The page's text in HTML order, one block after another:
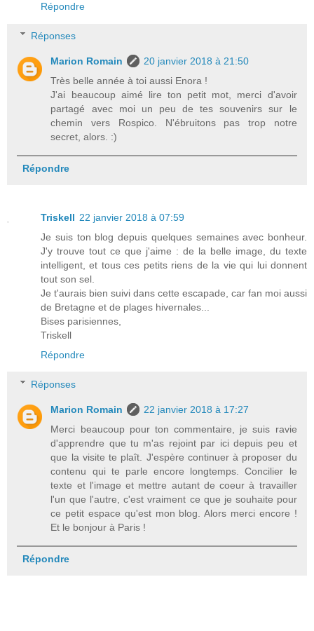
Répondre
Réponses
Marion Romain
20 janvier 2018 à 21:50
Très belle année à toi aussi Enora !
J'ai beaucoup aimé lire ton petit mot, merci d'avoir
partagé avec moi un peu de tes souvenirs sur le
chemin vers Rospico. N'ébruitons pas trop notre
secret, alors. :)
Répondre
Triskell 22 janvier 2018 à 07:59
Je suis ton blog depuis quelques semaines avec bonheur.
J'y trouve tout ce que j'aime : de la belle image, du texte
intelligent, et tous ces petits riens de la vie qui lui donnent
tout son sel.
Je t'aurais bien suivi dans cette escapade, car fan moi aussi
de Bretagne et de plages hivernales...
Bises parisiennes,
Triskell
Répondre
Réponses
Marion Romain
22 janvier 2018 à 17:27
Merci beaucoup pour ton commentaire, je suis ravie
d'apprendre que tu m'as rejoint par ici depuis peu et
que la visite te plaît. J'espère continuer à proposer du
contenu qui te parle encore longtemps. Concilier le
texte et l'image et mettre autant de coeur à travailler
l'un que l'autre, c'est vraiment ce que je souhaite pour
ce petit espace qu'est mon blog. Alors merci encore !
Et le bonjour à Paris !
Répondre